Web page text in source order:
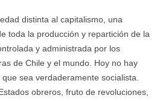
distinta al capitalismo, una
toda la producción y repartición de la
y administrada por los
de Chile y el mundo. Hoy no hay
sea verdaderamente socialista.
obreros, fruto de revoluciones,